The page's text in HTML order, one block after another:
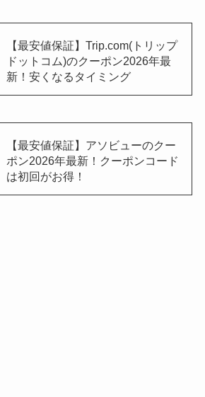
【最安値保証】Trip.com(トリップ
ドットコム)のクーポン2026年最
新！安くなるタイミング
【最安値保証】アソビューのクー
ポン2026年最新！クーポンコード
は初回がお得！